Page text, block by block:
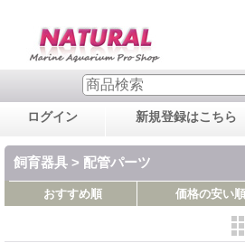
ログイン 新規登録はこちら
飼育器具 > 配管パーツ
おすすめ順 価格の安い順